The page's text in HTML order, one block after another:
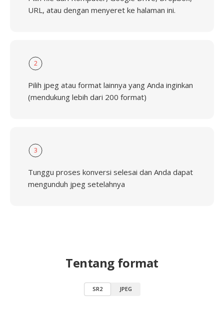
URL, atau dengan menyeret ke halaman ini.
2
Pilih jpeg atau format lainnya yang Anda inginkan
(mendukung lebih dari 200 format)
3
Tunggu proses konversi selesai dan Anda dapat
mengunduh jpeg setelahnya
Tentang format
SR2 JPEG